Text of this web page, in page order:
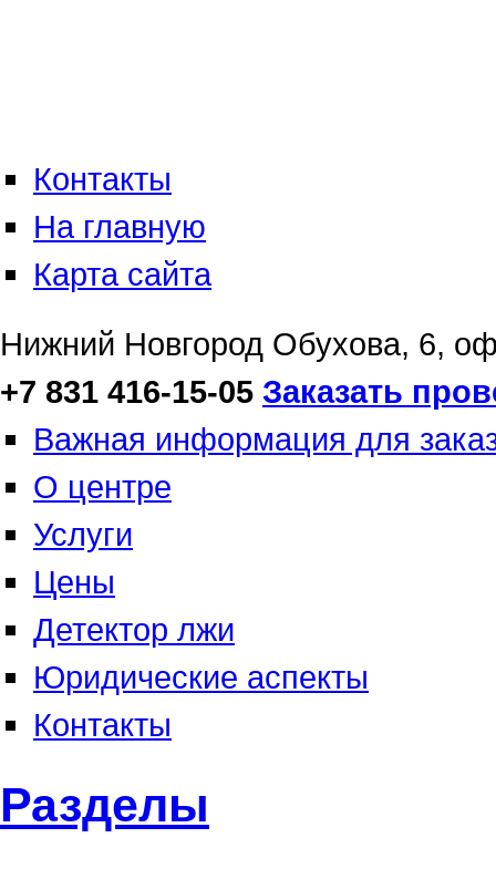
Контакты
На главную
Карта сайта
Нижний Новгород Обухова, 6,
+7 831 416-15-05 Заказать
Важная информация для
О центре
Услуги
Цены
Детектор лжи
Юридические аспекты
Контакты
Разделы